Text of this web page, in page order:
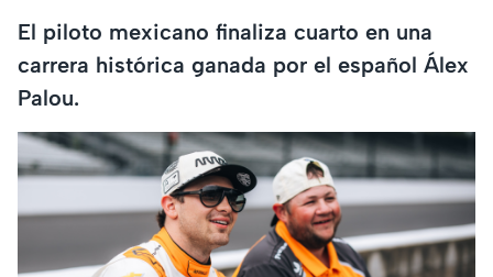
El piloto mexicano finaliza cuarto en una
carrera histórica ganada por el español Álex
Palou.